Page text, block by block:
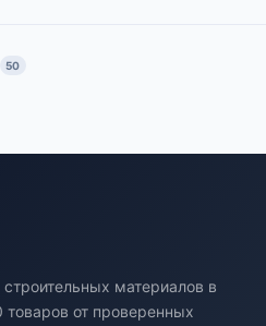
50
материалов в
товаров от проверенных